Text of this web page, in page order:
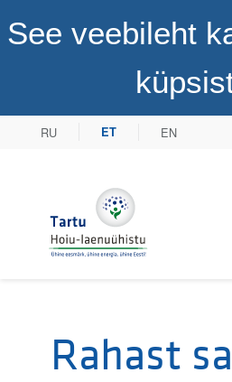
See veebileht
RU ET EN
Tartu Hoiu-
Rahast